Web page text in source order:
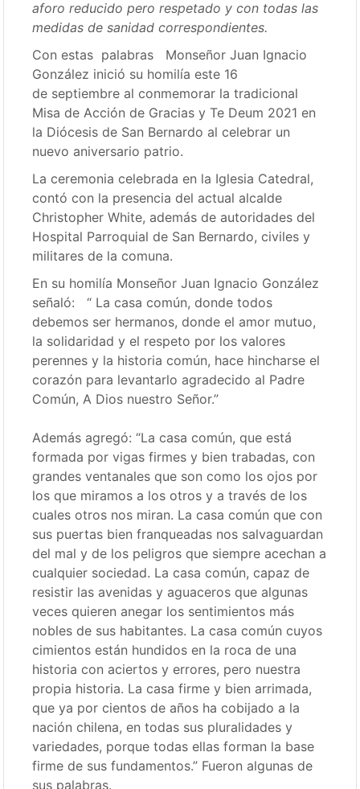
aforo reducido pero respetado y con todas las
medidas de sanidad correspondientes.
Con estas palabras Monseñor Juan Ignacio
González inició su homilía este 16
de septiembre al conmemorar la tradicional
Misa de Acción de Gracias y Te Deum 2021 en
la Diócesis de San Bernardo al celebrar un
nuevo aniversario patrio.
La ceremonia celebrada en la Iglesia Catedral,
contó con la presencia del actual alcalde
Christopher White, además de autoridades del
Hospital Parroquial de San Bernardo, civiles y
militares de la comuna.
En su homilía Monseñor Juan Ignacio González
señaló: “ La casa común, donde todos
debemos ser hermanos, donde el amor mutuo,
la solidaridad y el respeto por los valores
perennes y la historia común, hace hincharse el
corazón para levantarlo agradecido al Padre
Común, A Dios nuestro Señor.”
Además agregó: “La casa común, que está
formada por vigas firmes y bien trabadas, con
grandes ventanales que son como los ojos por
los que miramos a los otros y a través de los
cuales otros nos miran. La casa común que con
sus puertas bien franqueadas nos salvaguardan
del mal y de los peligros que siempre acechan a
cualquier sociedad. La casa común, capaz de
resistir las avenidas y aguaceros que algunas
veces quieren anegar los sentimientos más
nobles de sus habitantes. La casa común cuyos
cimientos están hundidos en la roca de una
historia con aciertos y errores, pero nuestra
propia historia. La casa firme y bien arrimada,
que ya por cientos de años ha cobijado a la
nación chilena, en todas sus pluralidades y
variedades, porque todas ellas forman la base
firme de sus fundamentos.” Fueron algunas de
sus palabras.